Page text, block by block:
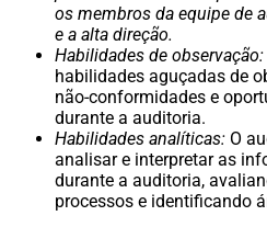
os membros da equipe de
e a alta direção.
Habilidades de observação:
habilidades aguçadas de
não-conformidades e
durante a auditoria.
Habilidades analíticas: O
analisar e interpretar as
durante a auditoria,
processos e identificando